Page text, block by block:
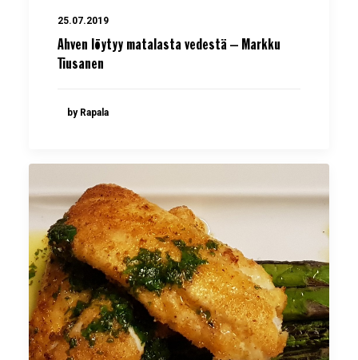
25.07.2019
Ahven löytyy matalasta vedestä – Markku
Tiusanen
by Rapala